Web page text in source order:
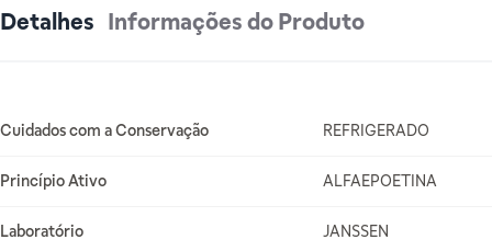
Detalhes Informações do Produto
Cuidados com a Conservação
REFRIGERADO
Princípio Ativo ALFAEPOETINA
Laboratório JANSSEN